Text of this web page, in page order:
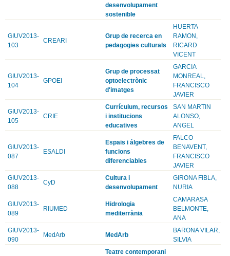
desenvolupament
sostenible
GIUV2013-
103
CREARI
Grup de recerca en
pedagogies culturals
HUERTA
RAMON,
RICARD
VICENT
GIUV2013-
104
GPOEI
Grup de processat
optoelectrònic
d'imatges
GARCIA
MONREAL,
FRANCISCO
JAVIER
GIUV2013-
105
CRIE
Currículum, recursos
i institucions
educatives
SAN MARTIN
ALONSO,
ANGEL
GIUV2013-
087
ESALDI
Espais i álgebres de
funcions
diferenciables
FALCO
BENAVENT,
FRANCISCO
JAVIER
GIUV2013-
088
CyD
Cultura i
desenvolupament
GIRONA FIBLA,
NURIA
GIUV2013-
089
RIUMED
Hidrologia
mediterrània
CAMARASA
BELMONTE,
ANA
GIUV2013-
090
MedArb MedArb
BARONA VILAR,
SILVIA
Teatre contemporani